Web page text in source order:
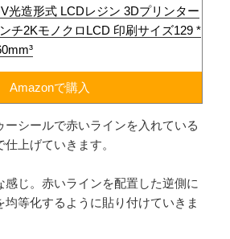
光造形式 LCDレジン 3Dプリンター
チ2KモノクロLCD 印刷サイズ129 *
Amazonで購入
ーシールで赤いラインを入れている
上げていきます。
感じ。赤いラインを配置した逆側に
均等化するように貼り付けていきま